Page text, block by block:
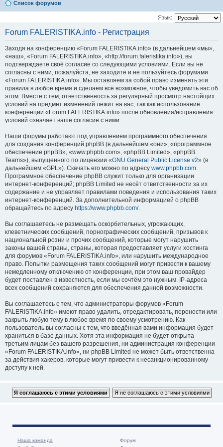
Список форумов
Язык:
Forum FALERISTIKA.info - Регистрация
Заходя на конференцию «Forum FALERISTIKA.info» (в дальнейшем «мы»,
«наш», «Forum FALERISTIKA.info», «http://forum.faleristika.info»), вы
подтверждаете своё согласие со следующими условиями. Если вы не
согласны с ними, пожалуйста, не заходите и не пользуйтесь форумами
«Forum FALERISTIKA.info». Мы оставляем за собой право изменять эти
правила в любое время и сделаем всё возможное, чтобы уведомить вас об
этом. Вместе с тем, ответственность за регулярный просмотр настойщих
условий на предмет изменений лежит на вас, так как использование
конференции «Forum FALERISTIKA.info» после обновления/исправления
условий означает ваше согласие с ними.
Наши форумы работают под управлением программного обеспечения
для создания конференций phpBB (в дальнейшем «они», «программное
обеспечение phpBB», «www.phpbb.com», «phpBB Limited», «phpBB
Teams»), выпущенного по лицензии «GNU General Public License v2» (в
дальнейшем «GPL»). Скачать его можно по адресу www.phpbb.com.
Программное обеспечение phpBB служит только для организации
интернет-конференций; phpBB Limited не несёт ответственности за их
содержание и не управляет правилами поведения и использования таких
интернет-конференций. За дополнительной информацией о phpBB
обращайтесь по адресу https://www.phpbb.com/.
Вы соглашаетесь не размещать оскорбительных, угрожающих,
клеветнических сообщений, порнографических сообщений, призывов к
национальной розни и прочих сообщений, которые могут нарушить
законы вашей страны, страны, которая предоставляет услуги хостинга
для форумов «Forum FALERISTIKA.info», или нарушить международное
право. Попытки размещения таких сообщений могут привести к вашему
немедленному отключению от конференции, при этом ваш провайдер
будет поставлен в известность, если мы сочтём это нужным. IP-адреса
всех сообщений сохраняются для обеспечения данной возможности.
Вы соглашаетесь с тем, что администраторы форумов «Forum
FALERISTIKA.info» имеют право удалить, отредактировать, перенести или
закрыть любую тему в любое время по своему усмотрению. Как
пользователь вы согласны с тем, что введённая вами информация будет
храниться в базе данных. Хотя эта информация не будет открыта
третьим лицам без вашего разрешения, ни администрация конференции
«Forum FALERISTIKA.info», ни phpBB Limited не может быть ответственна
за действия хакеров, которые могут привести к несанкционированному
доступу к ней.
Наша команда
Форум